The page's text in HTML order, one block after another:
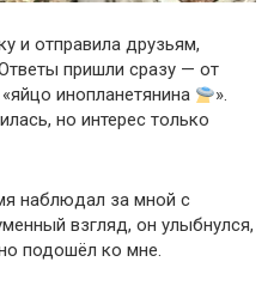
и отправила друзьям,
пришли сразу — от
инопланетянина
».
но интерес только
наблюдал за мной с
взгляд, он улыбнулся,
подошёл ко мне.